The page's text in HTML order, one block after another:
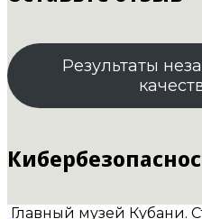
Результаты
Главный музей Кубани.